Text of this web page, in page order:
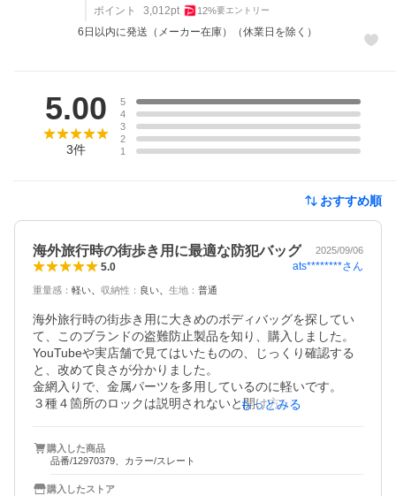
ポイント
3,012pt 12%要エントリー
6日以内に発送（メーカー在庫）（休業日を除く）
5.00
3件
5
4
3
2
1
おすすめ順
海外旅行時の街歩き用に最適な防犯バッグ 2025/09/06
5.0 ats********さん
重量感 ： 軽い 収納性 ： 良い 生地 ： 普通
海外旅行時の街歩き用に大きめのボディバッグを探してい
て、このブランドの盗難防止製品を知り、購入しました。
YouTubeや実店舗で見てはいたものの、じっくり確認する
と、改めて良さが分かりました。
金網入りで、金属パーツを多用しているのに軽いです。
３種４箇所のロックは説明されないと開け方が分からない
前面収納のロックは簡易的なものと思っていましたが、装
着（自分）側からは開け易いのに、外（泥棒）側からは開
け難いようです。
もっとみる
購入した商品
品番/12970379、カラー/スレート
購入したストア